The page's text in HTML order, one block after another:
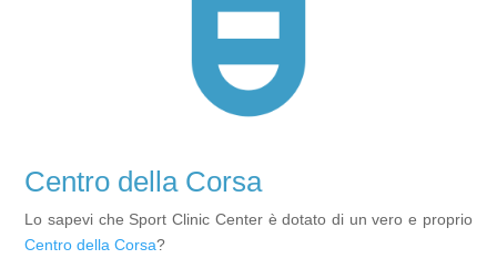
Centro della Corsa
Lo sapevi che Sport Clinic Center è dotato di un vero e proprio
Centro della Corsa?